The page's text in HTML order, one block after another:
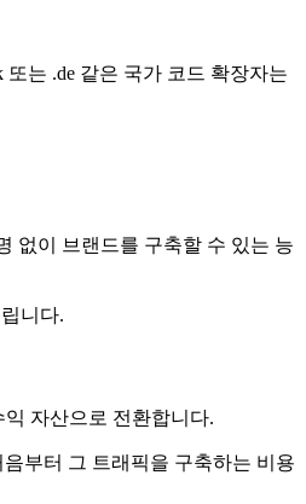
는 .de 같은 국가 코드 확장자는
없이 브랜드를 구축할 수 있는 능
니다.
자산으로 전환합니다.
부터 그 트래픽을 구축하는 비용